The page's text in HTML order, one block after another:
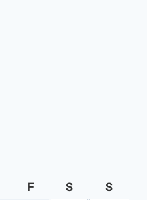
F S S